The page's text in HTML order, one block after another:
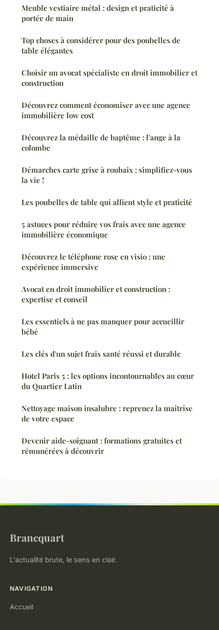
Meuble vestiaire métal : design et praticité à
portée de main
Top choses à considérer pour des poubelles de
table élégantes
Choisir un avocat spécialiste en droit immobilier et
construction
Découvrez comment économiser avec une agence
immobilière low cost
Découvrez la médaille de baptême : l'ange à la
colombe
Démarches carte grise à roubaix : simplifiez-vous
la vie !
Les poubelles de table qui allient style et praticité
5 astuces pour réduire vos frais avec une agence
immobilière économique
Découvrez le téléphone rose en visio : une
expérience immersive
Avocat en droit immobilier et construction :
expertise et conseil
Les essentiels à ne pas manquer pour accueillir
bébé
Les clés d'un sujet frais santé réussi et durable
Hotel Paris 5 : les options incontournables au cœur
du Quartier Latin
Nettoyage maison insalubre : reprenez la maîtrise
de votre espace
Devenir aide-soignant : formations gratuites et
rémunérées à découvrir
Brancquart
L'actualité brute, le sens en clair.
NAVIGATION
Accueil